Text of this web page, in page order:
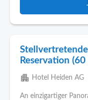
Reservation
apartment Hotel Heiden AG
An einzigartiger